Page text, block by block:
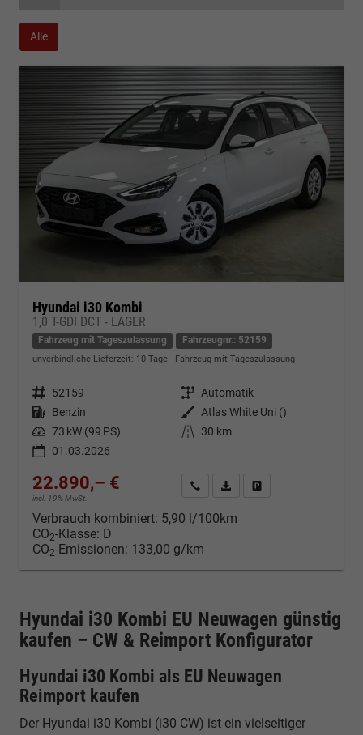
Alle
Hyundai i30 Kombi
1,0 T-GDI DCT - LAGER
Fahrzeug mit Tageszulassung Fahrzeugnr.: 52159
unverbindliche Lieferzeit: 10 Tage Fahrzeug mit Tageszulassung
Fahrzeugnr. 52159 Getriebe Automatik
Kraftstoff Benzin Außenfarbe
Atlas White Uni ()
Leistung 73 kW (99 PS) Kilometerstand
30 km
01.03.2026
22.890,– €
incl. 19% MwSt.
Kontakt & Angebot anfordern
PDF-Datei, Fahrzeugexposé
Verbrauch kombiniert: 5,90 l/100km
CO2-Klasse: D
CO2-Emissionen: 133,00 g/km
Hyundai i30 Kombi EU Neuwagen günstig
kaufen – CW & Reimport Konfigurator
Hyundai i30 Kombi als EU Neuwagen
Reimport kaufen
Der Hyundai i30 Kombi (i30 CW) ist ein vielseitiger